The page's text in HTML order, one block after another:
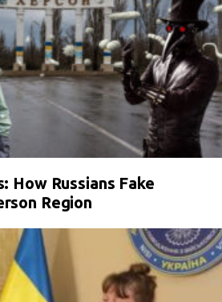
How Russians Fake
Region